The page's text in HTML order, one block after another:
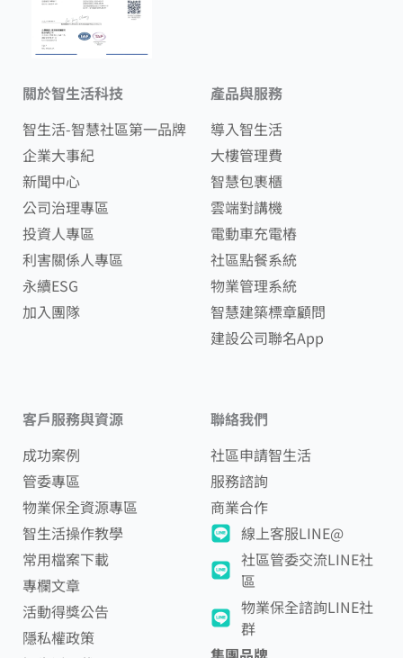
關於智生活科技
智生活-智慧社區第一品牌
企業大事紀
新聞中心
公司治理專區
投資人專區
利害關係人專區
永續ESG
加入團隊
產品與服務
導入智生活
大樓管理費
智慧包裹櫃
雲端對講機
電動車充電樁
社區點餐系統
物業管理系統
智慧建築標章顧問
建設公司聯名App
客戶服務與資源
成功案例
管委專區
物業保全資源專區
智生活操作教學
常用檔案下載
專欄文章
活動得獎公告
隱私權政策
聯絡我們
社區申請智生活
服務諮詢
商業合作
線上客服LINE@
社區管委交流LINE社
區
物業保全諮詢LINE社
群